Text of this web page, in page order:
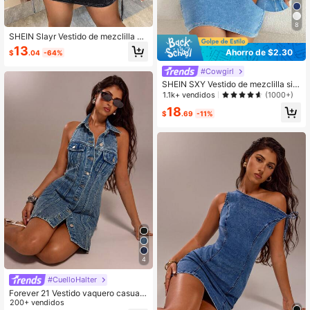
SHEIN Slayr Vestido de mezclilla co
n cierre frontal en vilo, uso diario ca
sual para mujeres
$13.04 -64%
4
#CuelloHalter
Forever 21 Vestido vaquero casual
corto de mujer con cuello halter y a
200+ vendidos
8
Ahorro de $2.30
#Cowgirl
SHEIN SXY Vestido de mezclilla sin
mangas, con cuello halter y espalda
1.1k+ vendidos (1000+)
$18.69 -11%